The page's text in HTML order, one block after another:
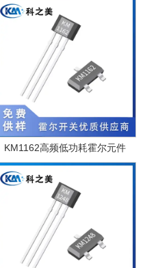
KM1162高频低功耗霍尔元件